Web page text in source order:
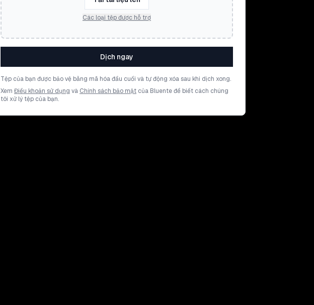
Các loại tệp được hỗ trợ
Dịch ngay
Tệp của bạn được bảo vệ bằng mã hóa đầu cuối và tự động xóa sau khi dịch xong.
Xem Điều khoản sử dụng và Chính sách bảo mật của Bluente để biết cách chúng
tôi xử lý tệp của bạn.